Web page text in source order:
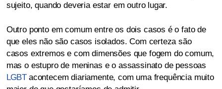
sujeito, quando deveria estar em outro lugar.
Outro ponto em comum entre os dois casos é o fato de
que eles não são casos isolados. Com certeza são
casos extremos e com dimensões que fogem do comum,
mas o estupro de meninas e o assassinato de pessoas
LGBTacontecem diariamente, com uma frequência muito